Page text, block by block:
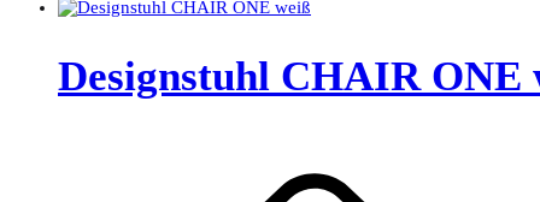
Designstuhl CHAIR ONE